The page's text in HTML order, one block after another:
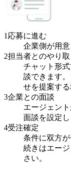
1 応募に進む
企業側が用意
2担当者とのやり取
チャット形
談できます
せを提案する
3企業との面談
エージェン
面談を設定し
4受注確定
条件に双方
続きはエー
さい。